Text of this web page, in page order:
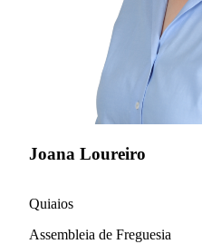
Joana Loureiro
Quiaios
Assembleia de Freguesia